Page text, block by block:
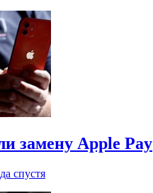
замену Apple Pay
спустя